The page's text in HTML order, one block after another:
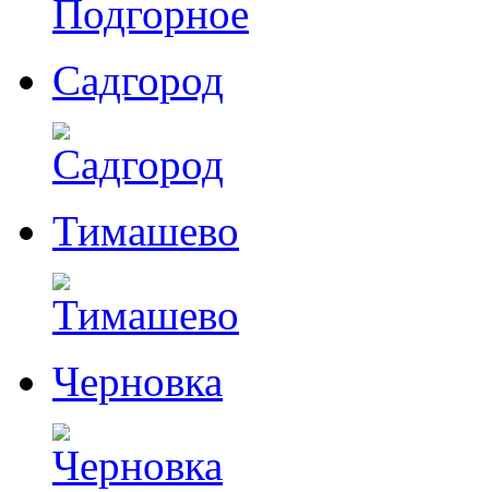
Садгород
Тимашево
Черновка